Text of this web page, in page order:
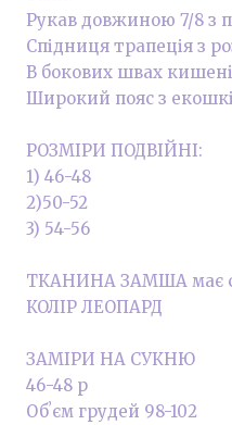
Рукав довжиною 7/8 з
Спідниця трапеція з
В бокових швах
Широкий пояс з
РОЗМІРИ ПОДВІЙНІ:
1) 46-48
2)50-52
3) 54-56
ТКАНИНА ЗАМША має
КОЛІР ЛЕОПАРД
ЗАМІРИ НА СУКНЮ
46-48 р
Обʼєм грудей 98-102